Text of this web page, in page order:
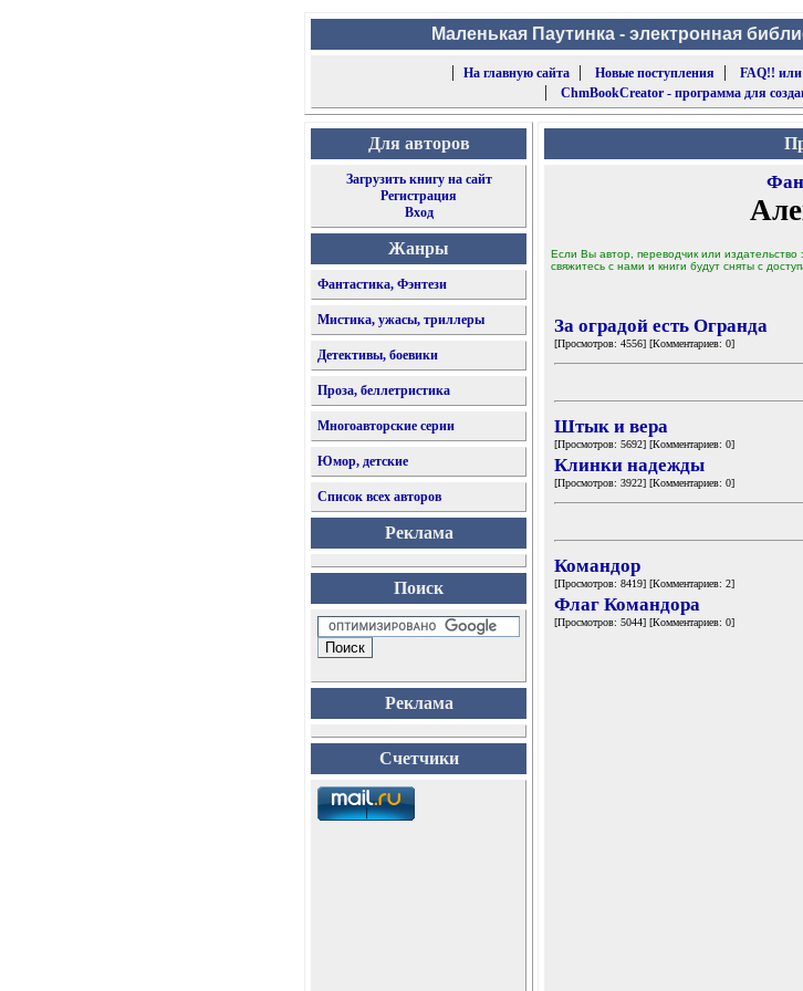
Маленькая Паутинка - электронная
|
На главную сайта| Новые поступления | FAQ!!
|
ChmBookCreator - программа для
Для авторов
Загрузить книгу на сайт
Регистрация
Вход
Жанры
Фантастика, Фэнтези
Мистика, ужасы, триллеры
Детективы, боевики
Проза, беллетристика
Многоавторские серии
Юмор, детские
Список всех авторов
Реклама
Поиск
Реклама
Счетчики
Если Вы автор, переводчик или
свяжитесь с нами и книги будут сняты с
За оградой есть Огранда
[Просмотров: 4556] [Комментариев: 0]
Штык и вера
[Просмотров: 5692] [Комментариев: 0]
Клинки надежды
[Просмотров: 3922] [Комментариев: 0]
Командор
[Просмотров: 8419] [Комментариев: 2]
Флаг Командора
[Просмотров: 5044] [Комментариев: 0]